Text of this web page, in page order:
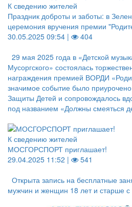
К сведению жителей
Праздник доброты и заботы: в
церемония вручения премии
30.05.2025 09:54 |
404
29 мая 2025 года в «Детской
Мусоргского» состоялась
награждения премией ВОРДИ
значимое событие было
Защиты Детей и сопровождалось
под названием «Должны смеяться
К сведению жителей
МОСГОРСПОРТ приглашает!
29.04.2025 11:52 |
541
Открыта запись на бесплатные
мужчин и женщин 18 лет и старше с